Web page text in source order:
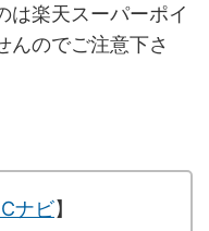
は楽天スーパーポイ
んのでご注意下さ
ナビ】